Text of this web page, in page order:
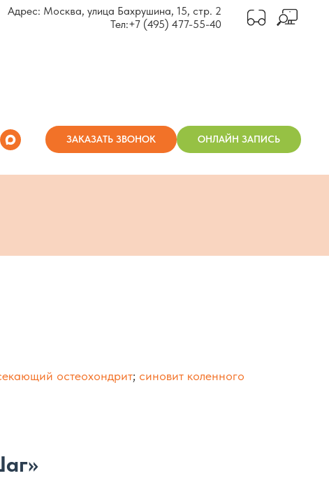
Адрес: Москва, улица Бахрушина, 15, стр. 2
Тел:+7 (495) 477-55-40
ЗАКАЗАТЬ ЗВОНОК ОНЛАЙН ЗАПИСЬ
остеохондрит; синовит коленного